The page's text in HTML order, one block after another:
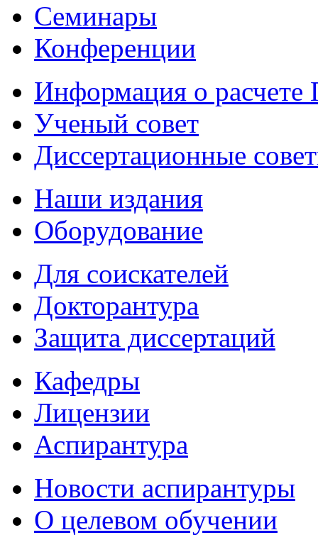
Семинары
Конференции
Информация о
Ученый совет
Диссертационные
Наши издания
Оборудование
Для соискателей
Докторантура
Защита диссертаций
Кафедры
Лицензии
Аспирантура
Новости аспирантуры
О целевом обучении